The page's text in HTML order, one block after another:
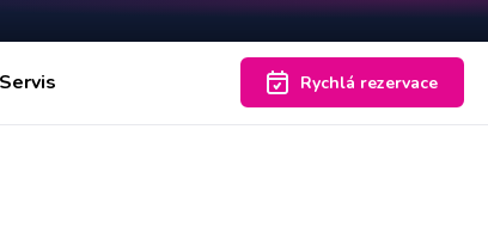
Rychlá rezervace